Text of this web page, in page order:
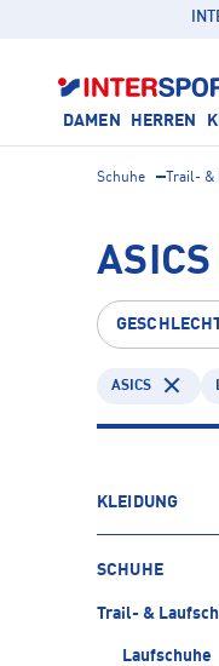
DAMEN HERREN
Schuhe Trail-
ASICS
KLEIDUNG
SCHUHE
Trail- &
Laufschuhe